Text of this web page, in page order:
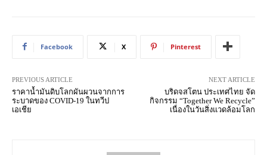
Facebook X Pinterest
PREVIOUS ARTICLE
ราคาน้ำมันดิบโลกผันผวนจากการ
ระบาดของ COVID-19 ในทวีป
เอเชีย
NEXT ARTICLE
บริดจสโตน ประเทศไทย จัด
กิจกรรม “Together We Recycle”
เนื่องในวันสิ่งแวดล้อมโลก